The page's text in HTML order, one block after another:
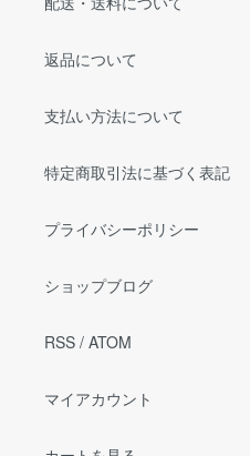
返品について
支払い方法について
特定商取引法に基づく表記
プライバシーポリシー
ショップブログ
RSS / ATOM
マイアカウント